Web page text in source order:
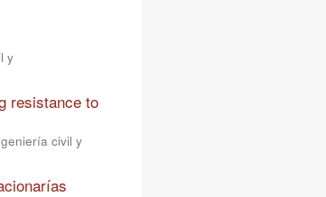
y
resistance to
civil y